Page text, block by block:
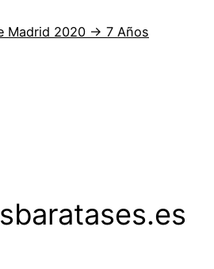
Madrid 2020 → 7 Años